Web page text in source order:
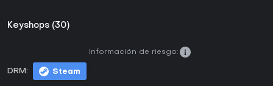
Keyshops (30)
DRM: Steam
Información de riesgo: